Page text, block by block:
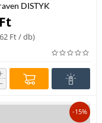
DISTYK
fémhez és
A24R 125x6,0x22,23
Ft
Ft/ db)
-15%